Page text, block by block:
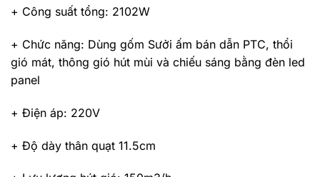
+ Công suất tổng: 2102W
+ Chức năng: Dùng gốm Sưởi ấm bán dẫn PTC, thổi
gió mát, thông gió hút mùi và chiếu sáng bằng đèn led
panel
+ Điện áp: 220V
+ Độ dày thân quạt 11.5cm